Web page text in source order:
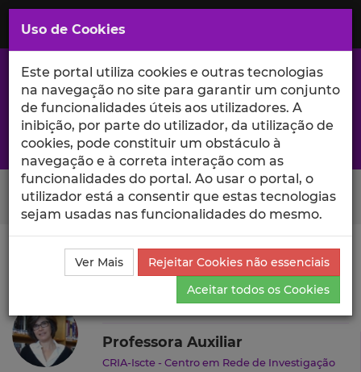
Saltar
para
Conteúdo
Principal
A excelência da investigação e ciência no Iscte
Search Button
Ciência_Iscte Autores Rosália Guerreiro
Projetos
de Investigação
Rosália Guerreiro
Professora Auxiliar
CRIA-Iscte - Centro em Rede de Investigação
Uso de Cookies
Este portal utiliza cookies e outras tecnologias
na navegação no site para garantir um conjunto
de funcionalidades úteis aos utilizadores. A
inibição, por parte do utilizador, da utilização de
cookies, pode constituir um obstáculo à
navegação e à correta interação com as
funcionalidades do portal. Ao usar o portal, o
utilizador está a consentir que estas tecnologias
sejam usadas nas funcionalidades do mesmo.
Ver Mais
Rejeitar Cookies não essenciais
Aceitar todos os Cookies